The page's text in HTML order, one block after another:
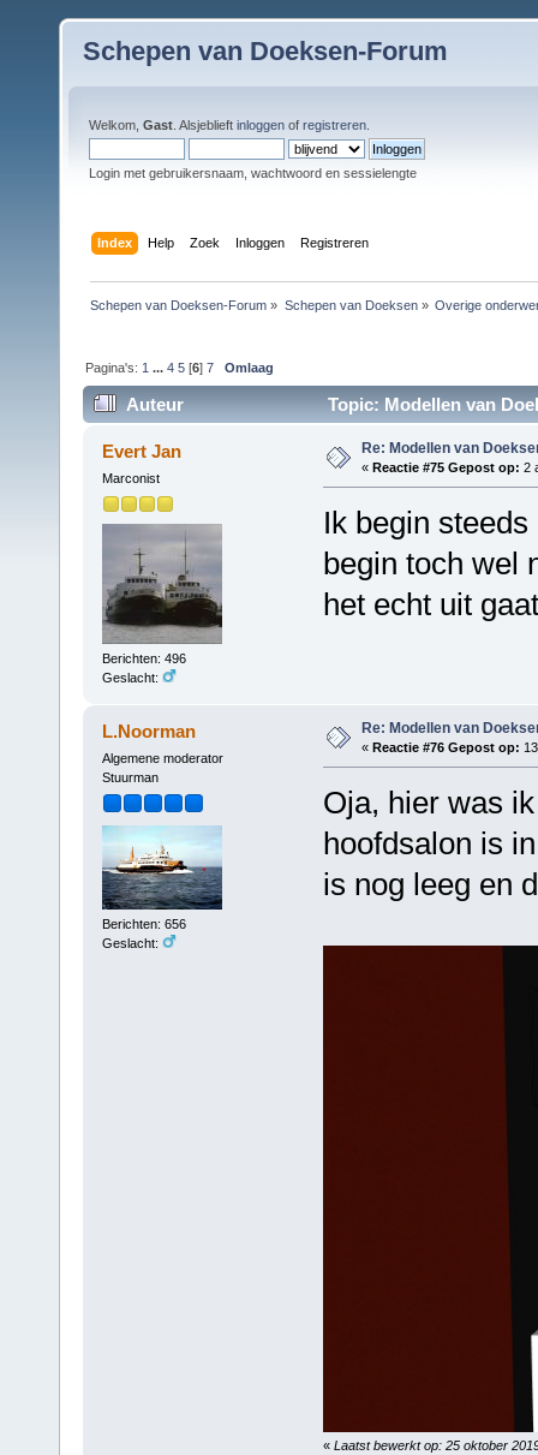
Schepen van Doeksen-Forum
Welkom, Gast . Alsjeblieft inloggen of registreren
Login met gebruikersnaam, wachtwoord en sessielengte
Index Help Zoek Inloggen Registreren
Schepen van Doeksen-Forum » Schepen van Doeksen» Overige
Pagina's: 1 ...4 5 [6]7 Omlaag
Auteur Topic: Modellen van
Evert Jan
Marconist
Berichten: 496
Geslacht:
Re: Modellen van
« Reactie #75 Gepost op: 2
Ik begin
begin toch wel
het echt uit
L.Noorman
Algemene moderator
Stuurman
Berichten: 656
Geslacht:
Re: Modellen van
« Reactie #76 Gepost op:
Oja, hier was
hoofdsalon is
is nog leeg en
« Laatst bewerkt op: 25 oktober